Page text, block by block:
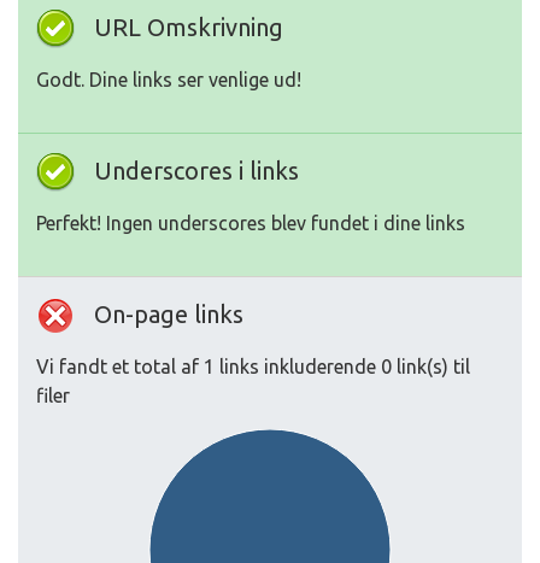
URL Omskrivning
Godt. Dine links ser venlige ud!
Underscores i links
Perfekt! Ingen underscores blev fundet i dine links
On-page links
Vi fandt et total af 1 links inkluderende 0 link(s) til
filer